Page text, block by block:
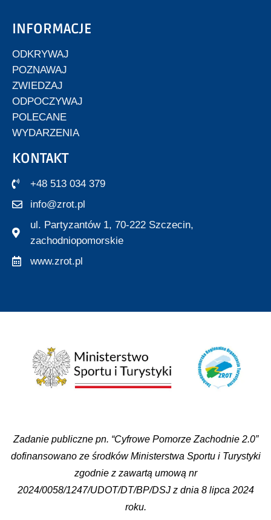
INFORMACJE
ODKRYWAJ
POZNAWAJ
ZWIEDZAJ
ODPOCZYWAJ
POLECANE
WYDARZENIA
KONTAKT
+48 513 034 379
info@zrot.pl
ul. Partyzantów 1, 70-222 Szczecin,
zachodniopomorskie
www.zrot.pl
Zadanie publiczne pn. “Cyfrowe Pomorze Zachodnie 2.0”
dofinansowano ze środków Ministerstwa Sportu i Turystyki
zgodnie z zawartą umową nr
2024/0058/1247/UDOT/DT/BP/DSJ z dnia 8 lipca 2024
roku.